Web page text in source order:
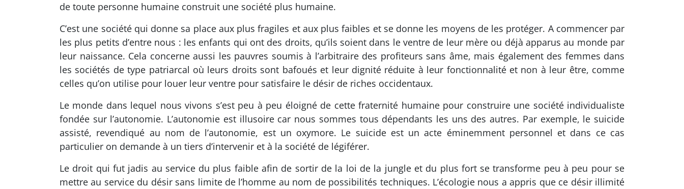
de toute personne humaine construit une société plus humaine.
C’est une société qui donne sa place aux plus fragiles et aux plus faibles et se donne les moyens de les protéger. A commencer par
les plus petits d’entre nous : les enfants qui ont des droits, qu’ils soient dans le ventre de leur mère ou déjà apparus au monde par
leur naissance. Cela concerne aussi les pauvres soumis à l’arbitraire des profiteurs sans âme, mais également des femmes dans
les sociétés de type patriarcal où leurs droits sont bafoués et leur dignité réduite à leur fonctionnalité et non à leur être, comme
celles qu’on utilise pour louer leur ventre pour satisfaire le désir de riches occidentaux.
Le monde dans lequel nous vivons s’est peu à peu éloigné de cette fraternité humaine pour construire une société individualiste
fondée sur l’autonomie. L’autonomie est illusoire car nous sommes tous dépendants les uns des autres. Par exemple, le suicide
assisté, revendiqué au nom de l’autonomie, est un oxymore. Le suicide est un acte éminemment personnel et dans ce cas
particulier on demande à un tiers d’intervenir et à la société de légiférer.
Le droit qui fut jadis au service du plus faible afin de sortir de la loi de la jungle et du plus fort se transforme peu à peu pour se
mettre au service du désir sans limite de l’homme au nom de possibilités techniques. L’écologie nous a appris que ce désir illimité